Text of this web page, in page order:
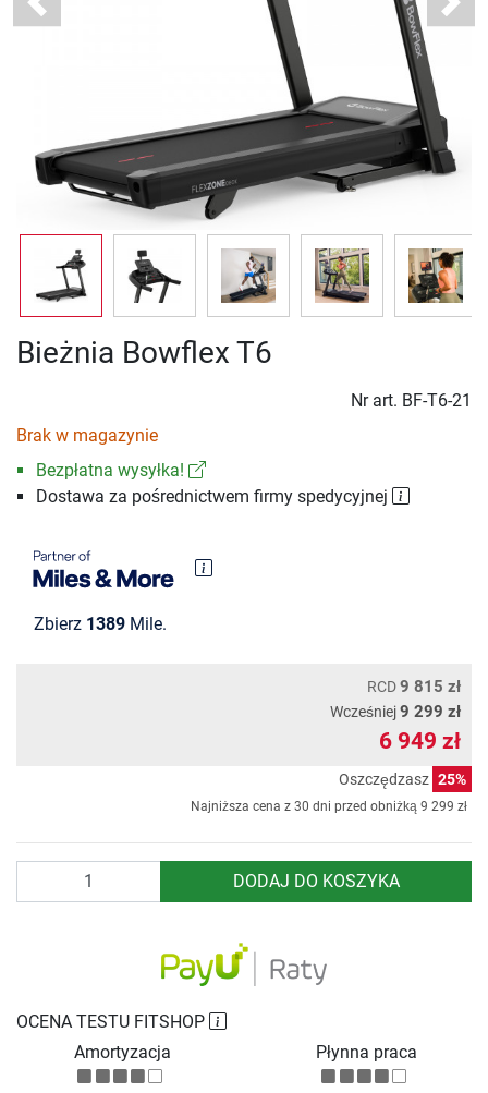
Previous Next
Bieżnia Bowflex T6
Nr art. BF-T6-21
Brak w magazynie
Bezpłatna wysyłka!
Dostawa za pośrednictwem firmy spedycyjnej
Zbierz 1389 Mile.
RCD9 815 zł
Wcześniej9 299 zł
6 949 zł
Oszczędzasz 25%
Najniższa cena z 30 dni przed obniżką 9 299 zł
DODAJ DO KOSZYKA
OCENA TESTU FITSHOP
Amortyzacja
Płynna praca